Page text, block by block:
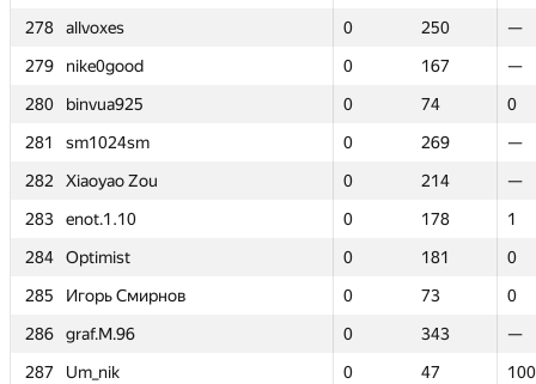
278
allvoxes 0 250
—
279
nike0good 0 167
—
280
binvua925 0 74
0
281
sm1024sm 0 269
—
282
Xiaoyao Zou 0 214
—
283
enot.1.10 0 178
1
284
Optimist 0 181
0
285
Игорь Смирнов 0 73
0
286
graf.M.96 0 343
—
287
Um_nik 0 47
100
278
allvoxes 0 250
—
279
nike0good 0 167
—
280
binvua925 0 74
0
281
sm1024sm 0 269
—
282
Xiaoyao Zou 0 214
—
283
enot.1.10 0 178
1
284
Optimist 0 181
0
285
Игорь Смирнов 0 73
0
286
graf.M.96 0 343
—
287
Um_nik 0 47
100